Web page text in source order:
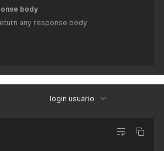
body
any response body
login usuario